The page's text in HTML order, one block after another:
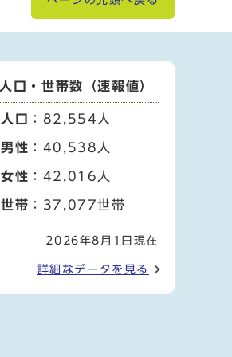
人口・世帯数（速報値）
人口 ：82,554人
男性 ：40,538人
女性 ：42,016人
世帯 ：37,077世帯
2026年8月1日現在
詳細なデータを見る